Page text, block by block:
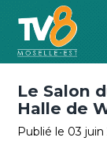
Le Salon
Halle de
Publié le 03 juin